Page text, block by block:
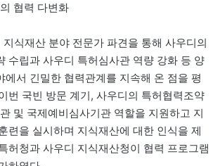
협력 다변화
식재산 분야 전문가 파견을 통해 사우디의
수립과 사우디 특허심사관 역량 강화 등 양
에서 긴밀한 협력관계를 지속해 온 점을 평
번 국빈 방문 계기, 사우디의 특허협력조약
및 국제예비심사기관 역할을 지원하고 지
련을 실시하며 지식재산에 대한 인식을 제
허청과 사우디 지식재산청이 협력 프로그램